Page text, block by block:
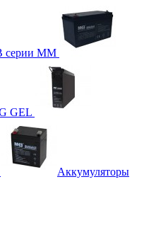
серии MM
GEL
Аккумуляторы